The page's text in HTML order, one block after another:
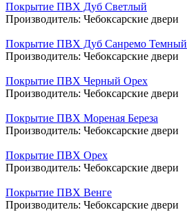
Покрытие ПВХ Дуб Светлый
Производитель: Чебоксарские двери
Покрытие ПВХ Дуб Санремо Темный
Производитель: Чебоксарские двери
Покрытие ПВХ Черный Орех
Производитель: Чебоксарские двери
Покрытие ПВХ Мореная Береза
Производитель: Чебоксарские двери
Покрытие ПВХ Орех
Производитель: Чебоксарские двери
Покрытие ПВХ Венге
Производитель: Чебоксарские двери